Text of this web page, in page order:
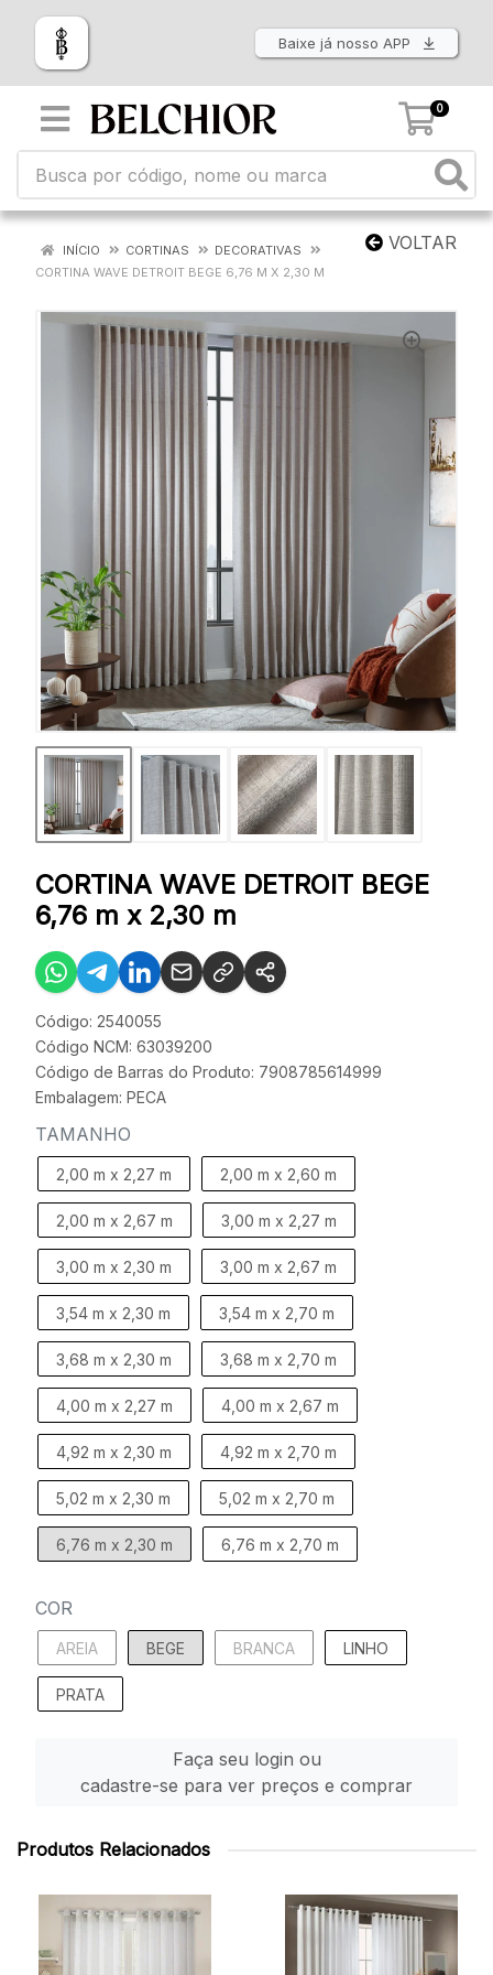
Baixe já nosso APP
0
VOLTAR
INÍCIO CORTINAS
DECORATIVAS
CORTINA WAVE DETROIT BEGE 6,76 M X 2,30 M
CORTINA WAVE DETROIT BEGE
6,76 m x 2,30 m
Código: 2540055
Código NCM: 63039200
Código de Barras do Produto: 7908785614999
Embalagem: PECA
TAMANHO
2,00 m x 2,27 m 2,00 m x 2,60 m
2,00 m x 2,67 m 3,00 m x 2,27 m
3,00 m x 2,30 m 3,00 m x 2,67 m
3,54 m x 2,30 m 3,54 m x 2,70 m
3,68 m x 2,30 m 3,68 m x 2,70 m
4,00 m x 2,27 m 4,00 m x 2,67 m
4,92 m x 2,30 m 4,92 m x 2,70 m
5,02 m x 2,30 m 5,02 m x 2,70 m
6,76 m x 2,30 m 6,76 m x 2,70 m
COR
AREIA BEGE BRANCA LINHO
PRATA
Faça seu login ou
cadastre-se para ver preços e comprar
Produtos Relacionados